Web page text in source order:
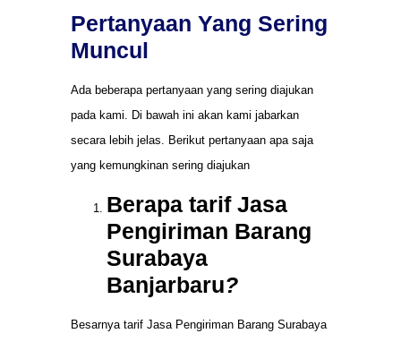
Pertanyaan Yang Sering
Muncul
Ada beberapa pertanyaan yang sering diajukan
pada kami. Di bawah ini akan kami jabarkan
secara lebih jelas. Berikut pertanyaan apa saja
yang kemungkinan sering diajukan
Berapa tarif Jasa
Pengiriman Barang
Surabaya
Banjarbaru?
Besarnya tarif Jasa Pengiriman Barang Surabaya